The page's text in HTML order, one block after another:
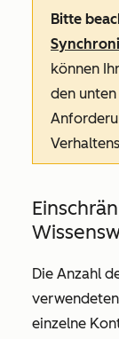
Bitte
können
den
Die Anzahl
verwendeten
einzelne